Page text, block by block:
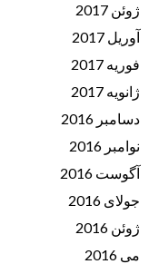
ژوئن 2017
آوریل 2017
فوریه 2017
ژانویه 2017
دسامبر 2016
نوامبر 2016
آگوست 2016
جولای 2016
ژوئن 2016
می 2016